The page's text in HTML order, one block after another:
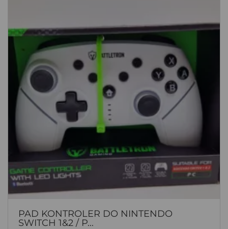
PAD KONTROLER DO NINTENDO
SWITCH 1&2 / P...